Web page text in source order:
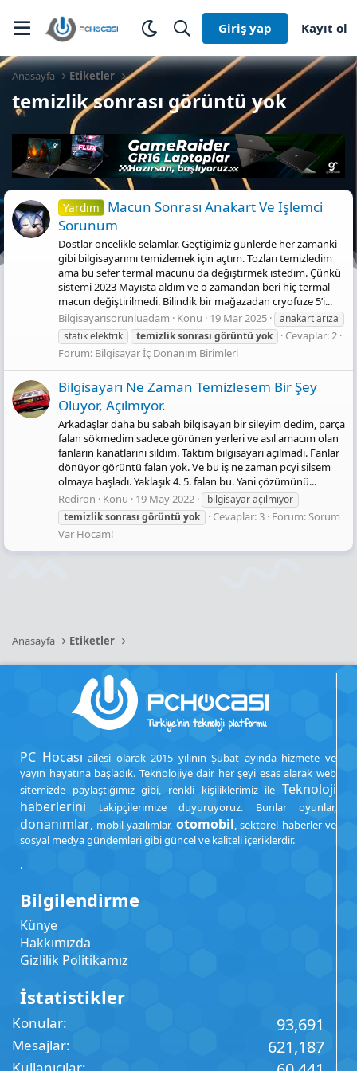
Giriş yap Kayıt ol
Anasayfa Etiketler
temizlik sonrası görüntü yok
Yardım
Macun Sonrası Anakart Ve Işlemci
Sorunum
Dostlar öncelikle selamlar. Geçtiğimiz günlerde her zamanki
gibi bilgisayarımı temizlemek için açtım. Tozları temizledim
ama bu sefer termal macunu da değiştirmek istedim. Çünkü
sistemi 2023 Mayısta aldım ve o zamandan beri hiç termal
macun değiştirilmedi. Bilindik bir mağazadan cryofuze 5’i...
Bilgisayarısorunluadam
Konu 19 Mar 2025
anakart arıza
statik elektrik
temizliksonrası görüntü yok
Cevaplar: 2
Forum: Bilgisayar İç Donanım Birimleri
Bilgisayarı Ne Zaman Temizlesem Bir Şey
Oluyor, Açılmıyor.
Arkadaşlar daha bu sabah bilgisayarı bir sileyim dedim, parça
falan sökmedim sadece görünen yerleri ve asıl amacım olan
fanların kanatlarını sildim. Taktım bilgisayarı açılmadı. Fanlar
dönüyor görüntü falan yok. Ve bu iş ne zaman pcyi silsem
olmaya başladı. Yaklaşık 4. 5. falan bu. Yani çözümünü...
Rediron
Konu 19 May 2022
bilgisayar açılmıyor
temizliksonrası görüntü yok Cevaplar: 3 Forum:Sorum
Var Hocam!
Anasayfa Etiketler
PC Hocası ailesi olarak 2015 yılının Şubat ayında hizmete ve
yayın hayatına başladık. Teknolojiye dair her şeyi esas alarak web
sitemizde paylaştığımız gibi, renkli kişiliklerimiz ile Teknoloji
haberlerini takipçilerimize duyuruyoruz. Bunlar oyunlar,
donanımlar, mobil yazılımlar, otomobil, sektörel haberler ve
sosyal medya gündemleri gibi güncel ve kaliteli içeriklerdir.
.
Bilgilendirme
Künye
Hakkımızda
Gizlilik Politikamız
İstatistikler
Konular 93,691
Mesajlar 621,187